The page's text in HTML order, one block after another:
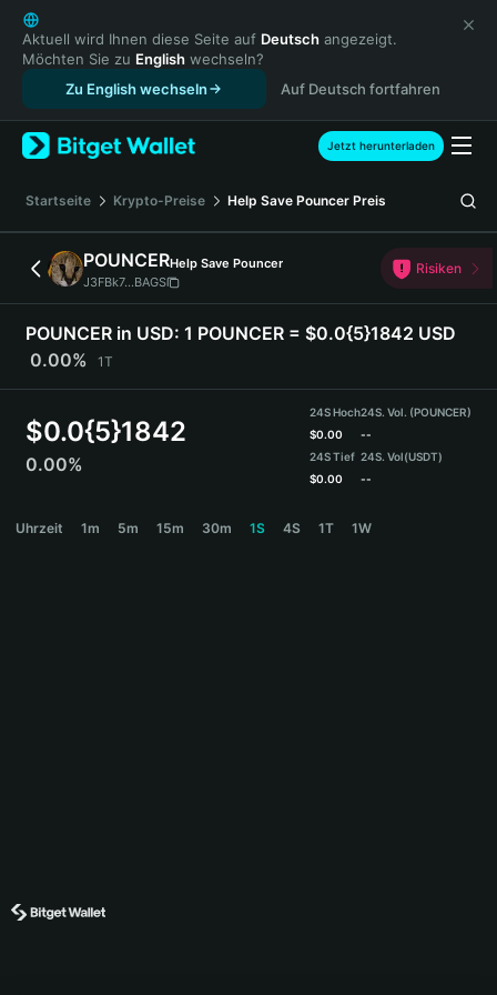
English
日本語
Tiếng Việt
Русский
Español (Latinoamérica)
Türkçe
Français
Deutsch
简体中文
繁體中文
Português (Portugal)
Bahasa Indonesia
ภาษาไทย
हिन्दी
Español
Português (Brasil)
Aktuell wird Ihnen diese Seite auf Deutsch angezeigt.
Möchten Sie zu English wechseln?
Zu English wechseln
Auf Deutsch fortfahren
Jetzt herunterladen
Startseite Krypto-Preise Help Save Pouncer Preis
POUNCERHelp Save Pouncer
J3FBk7...BAGS
Risiken
POUNCER in USD: 1 POUNCER = $0.0{5}1842 USD
0.00%
1T
$0.0{5}1842
0.00%
24S Hoch
$0.00
24S Tief
$0.00
24S. Vol. (POUNCER)
--
24S. Vol(USDT)
--
Uhrzeit 1m 5m 15m 30m 1S 4S 1T 1W